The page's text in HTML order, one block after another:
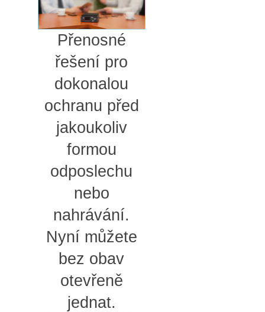
Přenosné
řešení pro
dokonalou
ochranu před
jakoukoliv
formou
odposlechu
nebo
nahrávání.
Nyní můžete
bez obav
otevřeně
jednat.